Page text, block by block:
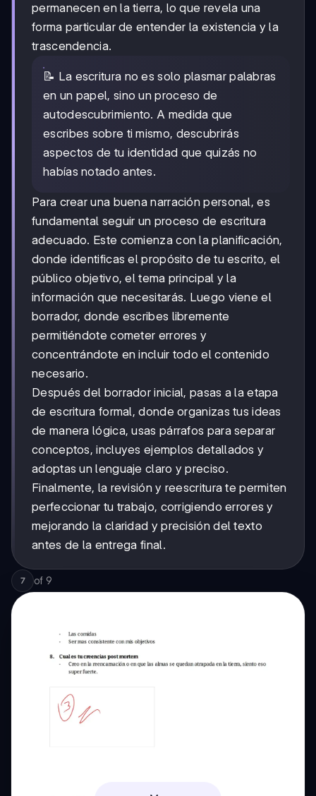
permanecen en la tierra, lo que revela una
forma particular de entender la existencia y la
trascendencia.
📝 La escritura no es solo plasmar palabras
en un papel, sino un proceso de
autodescubrimiento. A medida que
escribes sobre ti mismo, descubrirás
aspectos de tu identidad que quizás no
habías notado antes.
Para crear una buena narración personal, es
fundamental seguir un proceso de escritura
adecuado. Este comienza con la planificación,
donde identificas el propósito de tu escrito, el
público objetivo, el tema principal y la
información que necesitarás. Luego viene el
borrador, donde escribes libremente
permitiéndote cometer errores y
concentrándote en incluir todo el contenido
necesario.
Después del borrador inicial, pasas a la etapa
de escritura formal, donde organizas tus ideas
de manera lógica, usas párrafos para separar
conceptos, incluyes ejemplos detallados y
adoptas un lenguaje claro y preciso.
Finalmente, la revisión y reescritura te permiten
perfeccionar tu trabajo, corrigiendo errores y
mejorando la claridad y precisión del texto
antes de la entrega final.
7 of 9